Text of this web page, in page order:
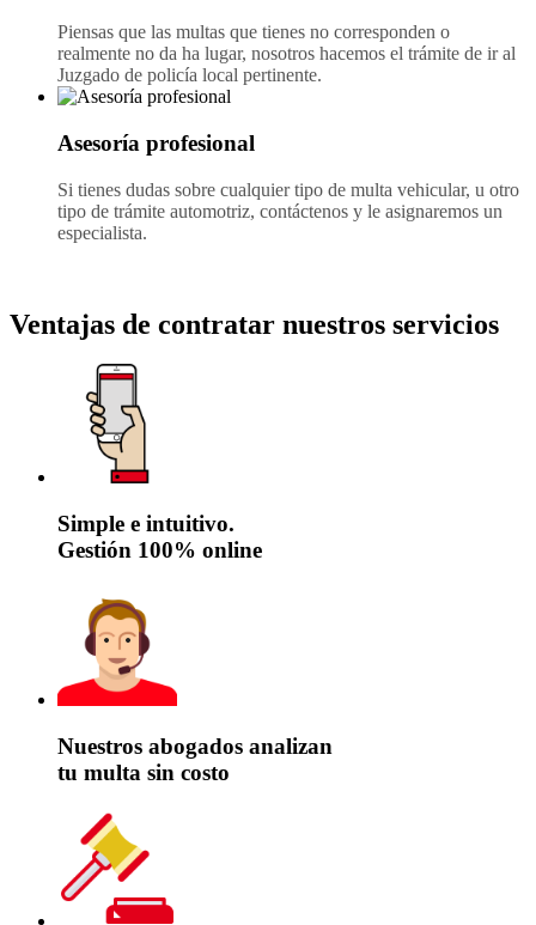
Piensas que las multas que tienes no corresponden o
realmente no da ha lugar, nosotros hacemos el trámite de ir al
Juzgado de policía local pertinente.
Asesoría profesional
Si tienes dudas sobre cualquier tipo de multa vehicular, u otro
tipo de trámite automotriz, contáctenos y le asignaremos un
especialista.
Ventajas de contratar nuestros servicios
Simple e intuitivo.
Gestión 100% online
Nuestros abogados analizan
tu multa sin costo